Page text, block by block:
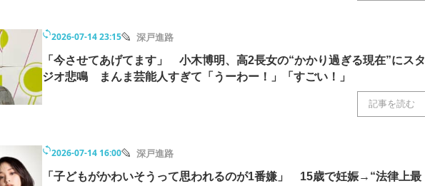
2026-07-14 23:15 深戸進路
「今させてあげてます」 小木博明、高2長女の“かかり過ぎる現在”にスタ
ジオ悲鳴 まんま芸能人すぎて「うーわー！」「すごい！」
記事を読む
2026-07-14 16:00 深戸進路
「子どもがかわいそうって思われるのが1番嫌」 15歳で妊娠→“法律上最